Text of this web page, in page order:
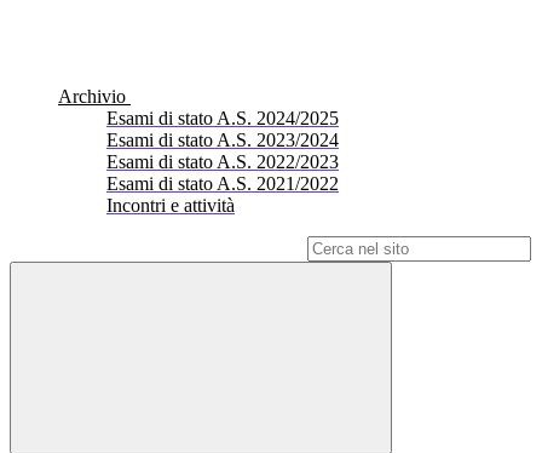
Archivio
Esami di stato A.S. 2024/2025
Esami di stato A.S. 2023/2024
Esami di stato A.S. 2022/2023
Esami di stato A.S. 2021/2022
Incontri e attività